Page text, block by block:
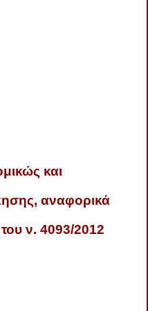
και
αναφορικά
ν. 4093/2012